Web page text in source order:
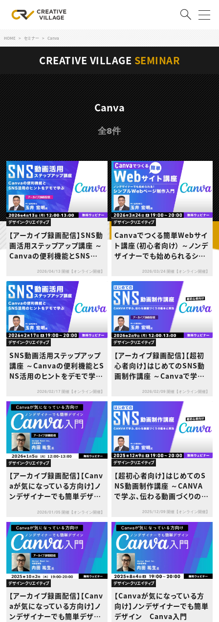
ログイン 会員登録
RECRUIT
クリエイター求人を探す
CREATIVE JOB求人検索
特集求人
採用説明会
転職支援サービス
CONTENTS
スキルアップしたい！
スキルアップしたい！ トップ
デザイン
プログラミング
動画配信・映像制作
編集・ライティング
マーケティング
ディレクション
業界解説・キャリア事情
お役立ち基礎知識
TOP Creator’s コラム
TOP Creator’s コラム トップ
Webクリエイター
アプリクリエイター
ゲームクリエイター
映像クリエイター
マーケッター
クリエイターインタビュー
C＆R Magazine
セミナー
ニュース・トレンド
ニュース・トレンド トップ
Web
映像
ゲーム・エンタメ
広告
出版
CREATIVE VILLAGEからのお知らせ
プロフェッショナル×つながる×メディア
HOME セミナー Canva
CREATIVE VILLAGE SEMINAR
Canva
全8件
デザイン・クリエイティブ
【アーカイブ録画配信】SNS動
画活用ステップアップ講座 ～
Canvaの便利機能とSNS活
2026/04/13 開催【オンライン開催】
デザイン・クリエイティブ
Canvaでつくる簡単Webサイ
ト講座（初心者向け） ～ノンデ
ザイナーでも始められるシン
2026/03/24 開催【オンライン開催】
デザイン・クリエイティブ
SNS動画活用ステップアップ
講座 ～Canvaの便利機能とS
NS活用のヒントをデモで学ぶ
2026/02/17 開催【オンライン開催】
デザイン・クリエイティブ
【アーカイブ録画配信】【超初
心者向け】はじめてのSNS動
画制作講座 ～Canvaで学ぶ、
2026/02/09 開催【オンライン開催】
デザイン・クリエイティブ
【アーカイブ録画配信】【Canv
aが気になっている方向け】ノ
ンデザイナーでも簡単デザイ
2026/01/05 開催【オンライン開催】
デザイン・クリエイティブ
【超初心者向け】はじめてのS
NS動画制作講座 ～CANVA
で学ぶ、伝わる動画づくりの基
2025/12/09 開催【オンライン開催】
デザイン・クリエイティブ
【アーカイブ録画配信】【Canv
aが気になっている方向け】ノ
ンデザイナーでも簡単デザイ
デザイン・クリエイティブ
【Canvaが気になっている方
向け】ノンデザイナーでも簡単
デザイン Canva入門